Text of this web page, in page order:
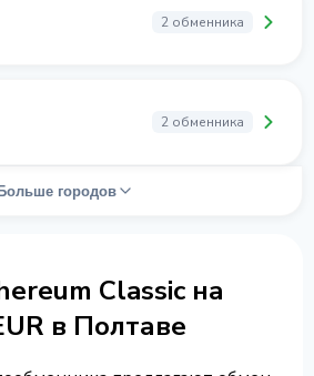
2 обменника
2 обменника
городов
Classic на
в Полтаве